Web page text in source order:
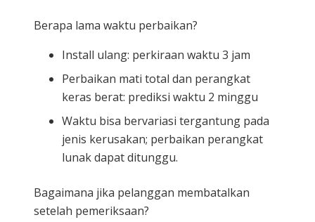
Berapa lama waktu perbaikan?
Install ulang: perkiraan waktu 3 jam
Perbaikan mati total dan perangkat
keras berat: prediksi waktu 2 minggu
Waktu bisa bervariasi tergantung pada
jenis kerusakan; perbaikan perangkat
lunak dapat ditunggu.
Bagaimana jika pelanggan membatalkan
setelah pemeriksaan?